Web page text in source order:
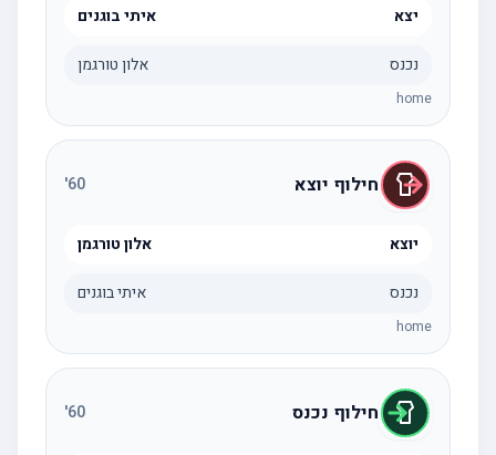
יצא איתי בוגנים
נכנס אלון טורגמן
home
חילוף יוצא 60
'
יוצא אלון טורגמן
נכנס איתי בוגנים
home
חילוף נכנס 60
'